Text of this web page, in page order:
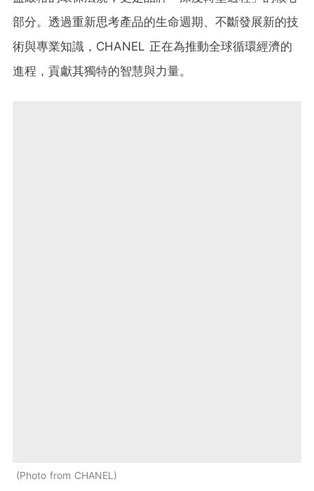
部分。透過重新思考產品的生命週期、不斷發展新的技
術與專業知識，CHANEL 正在為推動全球循環經濟的
進程，貢獻其獨特的智慧與力量。
Photo from CHANEL